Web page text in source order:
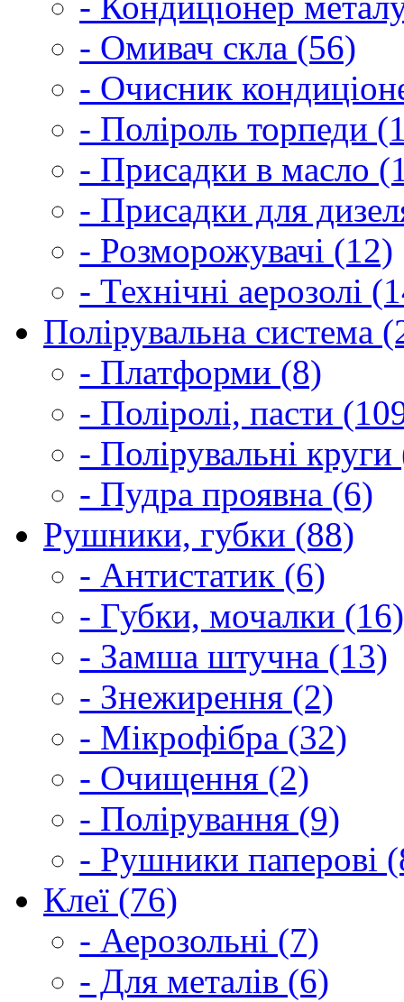
- Омивач скла (56)
- Очисник
- Поліроль торпеди
- Присадки в масло
- Присадки для
- Розморожувачі (12)
- Технічні аерозолі
Полірувальна система
- Платформи (8)
- Поліролі, пасти
- Полірувальні
- Пудра проявна (6)
Рушники, губки (88)
- Антистатик (6)
- Губки, мочалки (16)
- Замша штучна (13)
- Знежирення (2)
- Мікрофібра (32)
- Очищення (2)
- Полірування (9)
- Рушники паперові
Клеї (76)
- Аерозольні (7)
- Для металів (6)